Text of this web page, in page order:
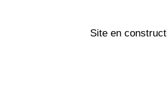
Site en